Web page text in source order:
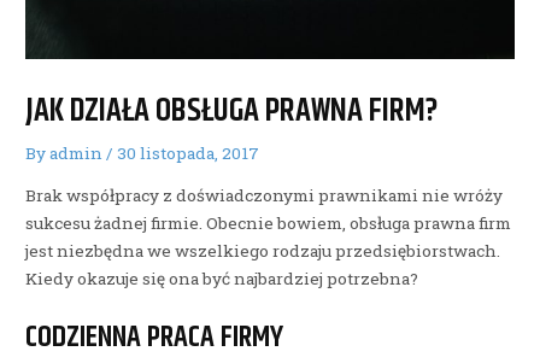
JAK DZIAŁA OBSŁUGA PRAWNA FIRM?
Byadmin/ 30 listopada, 2017
Brak współpracy z doświadczonymi prawnikami nie wróży
sukcesu żadnej firmie. Obecnie bowiem, obsługa prawna firm
jest niezbędna we wszelkiego rodzaju przedsiębiorstwach.
Kiedy okazuje się ona być najbardziej potrzebna?
CODZIENNA PRACA FIRMY